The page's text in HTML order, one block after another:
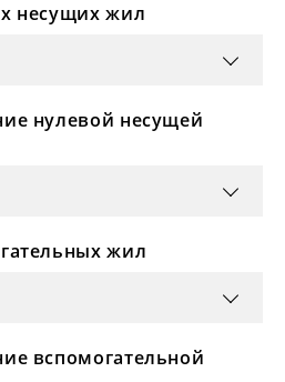
несущих жил
нулевой несущей
жил
вспомогательной